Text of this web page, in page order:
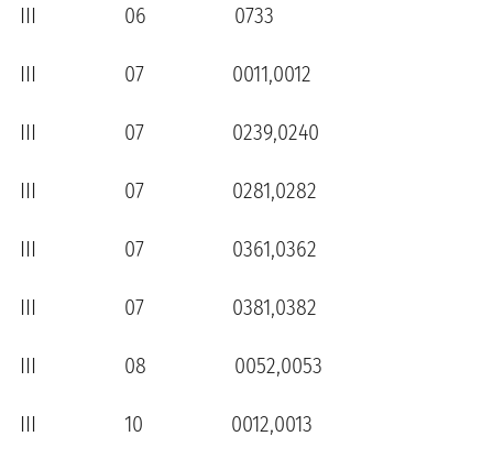
III 06 0733
III 07 0011,0012
III 07 0239,0240
III 07 0281,0282
III 07 0361,0362
III 07 0381,0382
III 08 0052,0053
III 10 0012,0013